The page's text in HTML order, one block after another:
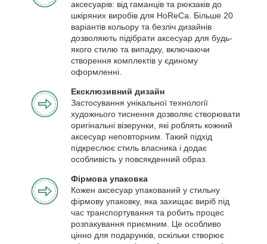
аксесуарів: від гаманців та рюкзаків до
шкіряних виробів для HoReCa. Більше 20
варіантів кольору та безліч дизайнів
дозволяють підібрати аксесуар для будь-
якого стилю та випадку, включаючи
створення комплектів у єдиному
оформленні.
Ексклюзивний дизайн
Застосування унікальної технології
художнього тиснення дозволяє створювати
оригінальні візерунки, які роблять кожний
аксесуар неповторним. Такий підхід
підкреслює стиль власника і додає
особливість у повсякденний образ.
Фірмова упаковка
Кожен аксесуар упакований у стильну
фірмову упаковку, яка захищає виріб під
час транспортування та робить процес
розпакування приємним. Це особливо
цінно для подарунків, оскільки створює